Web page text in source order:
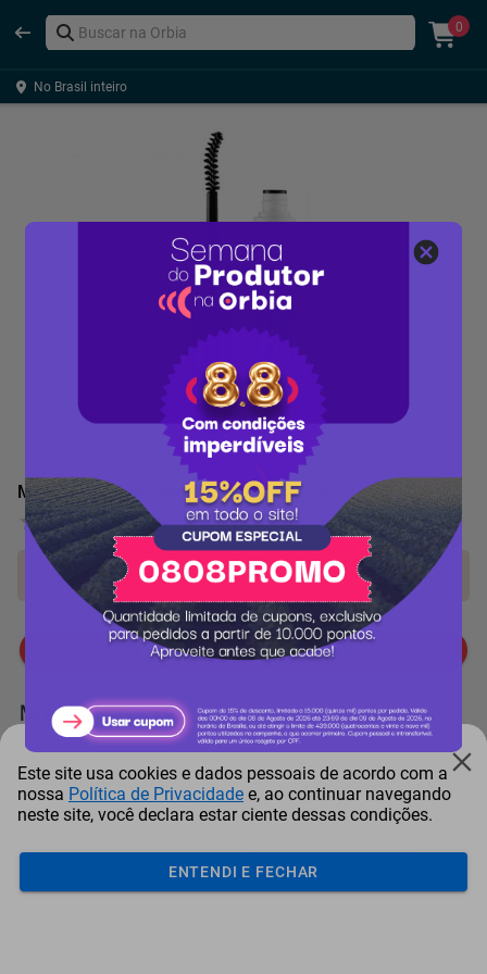
0
No Brasil inteiro
Máscara Natura Faces Mega Fantástica Preta
0 Avaliação
Produto indisponível!
Me avise quando chegar
Mais Resgatados
Antena Starlink Mini De
Smart Tv Led Samsung 43"
Este site usa cookies e dados pessoais de acordo com a
nossa Política de Privacidade e, ao continuar navegando
neste site, você declara estar ciente dessas condições.
ENTENDI E FECHAR